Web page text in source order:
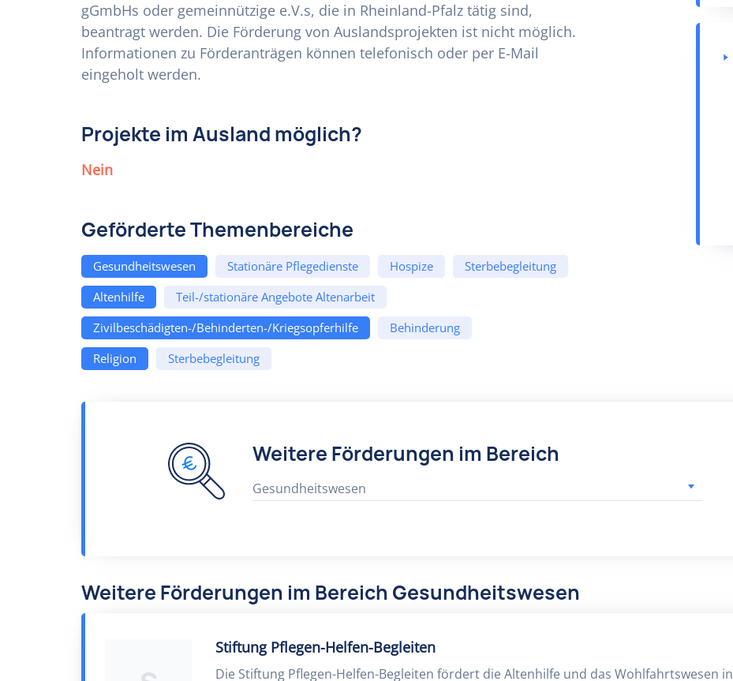
gGmbHs oder gemeinnützige e.V.s, die in Rheinland-Pfalz tätig sind,
beantragt werden. Die Förderung von Auslandsprojekten ist nicht möglich.
Informationen zu Förderanträgen können telefonisch oder per E-Mail
eingeholt werden.
Projekte im Ausland möglich?
Nein
Geförderte Themenbereiche
Gesundheitswesen Stationäre Pflegedienste Hospize
Sterbebegleitung
Altenhilfe
Teil-/stationäre Angebote Altenarbeit
Zivilbeschädigten-/Behinderten-/Kriegsopferhilfe
Behinderung
Religion
Sterbebegleitung
Weitere Förderungen im Bereich
Gesundheitswesen
Weitere Förderungen im Bereich Gesundheitswesen
Stiftung Pflegen-Helfen-Begleiten
Die Stiftung Pflegen-Helfen-Begleiten fördert die Altenhilfe und das Wohlfahrtswesen in